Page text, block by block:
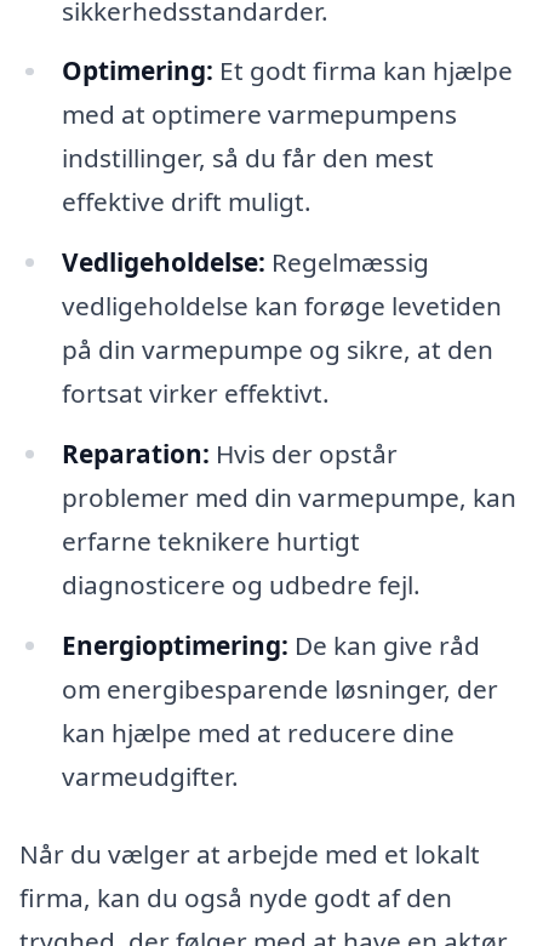
sikkerhedsstandarder.
Optimering: Et godt firma kan hjælpe
med at optimere varmepumpens
indstillinger, så du får den mest
effektive drift muligt.
Vedligeholdelse: Regelmæssig
vedligeholdelse kan forøge levetiden
på din varmepumpe og sikre, at den
fortsat virker effektivt.
Reparation: Hvis der opstår
problemer med din varmepumpe, kan
erfarne teknikere hurtigt
diagnosticere og udbedre fejl.
Energioptimering: De kan give råd
om energibesparende løsninger, der
kan hjælpe med at reducere dine
varmeudgifter.
Når du vælger at arbejde med et lokalt
firma, kan du også nyde godt af den